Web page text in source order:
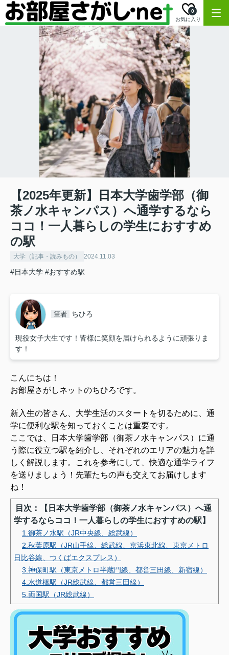
お気に入り
0
【2025年更新】日本大学歯学部（御
茶ノ水キャンパス）へ通学するなら
ココ！一人暮らしの学生におすすめ
の駅
大学（記事・読みもの） 2024.11.03
#日本大学 #おすすめ駅
筆者 ちひろ
現役女子大生です！皆様に笑顔を届けられるように頑張りま
す！
こんにちは！
お部屋さがしネットのちひろです。
新入生の皆さん、大学生活のスタートを切るために、通
学に便利な駅を知っておくことは重要です。
ここでは、
日本大学歯学部（御茶ノ水キャンパス） に通
う際に役立つ駅を紹介し、それぞれのエリアの魅力を詳
しく解説します。これを参考にして、快適な通学ライフ
を送りましょう！先輩たちの声も交えてお届けします
ね！
目次：【日本大学歯学部（御茶ノ水キャンパス）へ通
学するならココ！一人暮らしの学生におすすめの駅】
1.御茶ノ水駅（JR中央線、総武線）
2.秋葉原駅（JR山手線、総武線、京浜東北線、東京メトロ
日比谷線、つくばエクスプレス）
3.神保町駅（東京メトロ半蔵門線、都営三田線、新宿線）
4.水道橋駅（JR総武線、都営三田線）
5.両国駅（JR総武線）